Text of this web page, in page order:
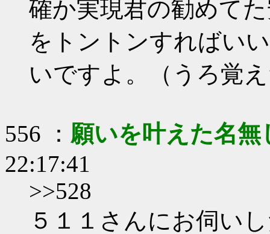
確か実現君の勧めて
をトントンすればい
いですよ。（うろ覚
556 ： 願いを叶えた名無
22:17:41
>>528
５１１さんにお伺い